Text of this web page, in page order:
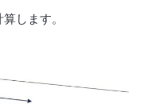
します。